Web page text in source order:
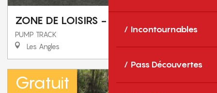
Incontournables
Pass Découvertes
ZONE DE LOISIRS - PUMP TRACK
PUMP TRACK
Les Angles
Gratuit